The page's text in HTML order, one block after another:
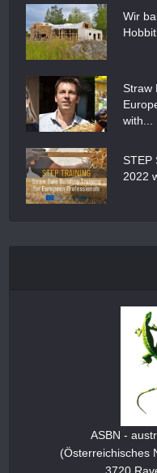
Wir
Straw
with...
STEP
2022
ASBN -
(Österreichisches
3720